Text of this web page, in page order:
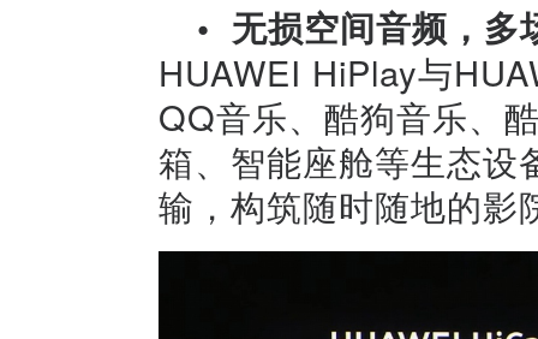
• 无损空间音频，多
HUAWEI HiPlay与
QQ音乐、酷狗音乐、
箱、智能座舱等生态设
输，构筑随时随地的影